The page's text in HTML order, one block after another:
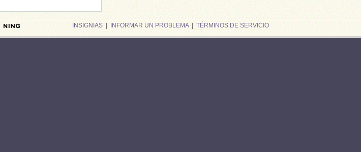
INSIGNIAS INFORMAR UN PROBLEMA| TÉRMINOS DE SERVICIO